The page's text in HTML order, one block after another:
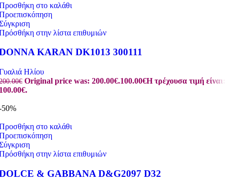
στο καλάθι
στην λίστα επιθυμιών
KARAN DK1013 300111
Ηλίου
€ Original price was: 200.00€.100.00€Η τρέχουσα τιμή είναι:
50%
στο καλάθι
στην λίστα επιθυμιών
& GABBANA D&G2097 D32